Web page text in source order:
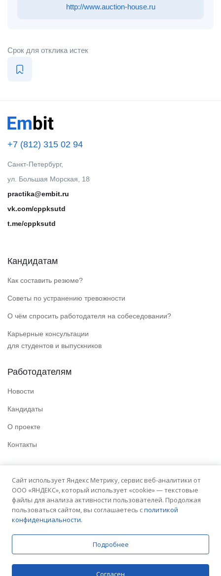
http://www.auction-house.ru
Срок для отклика истек
+7 (812) 315 02 94
Санкт-Петербург,
ул. Большая Морская, 18
practika@embit.ru
vk.com/cppksutd
t.me/cppksutd
Кандидатам
Как составить резюме?
Советы по устранению тревожности
О чём спросить работодателя на собеседовании?
Карьерные консультации
для студентов и выпускников
Работодателям
Новости
Кандидаты
О проекте
Контакты
Политика конфиденциальности
Условия использования
Сайт университета
© 2025 Embit. Все права защищены.
Сайт использует Яндекс Метрику, сервис веб-аналитики от
ООО «ЯНДЕКС», который использует «cookie» — текстовые
файлы для анализа активности пользователей. Продолжая
пользоваться сайтом, вы соглашаетесь сполитикой
конфиденциальности.
Подробнее
Согласен